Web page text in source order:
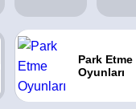
Park Etme
Oyunları